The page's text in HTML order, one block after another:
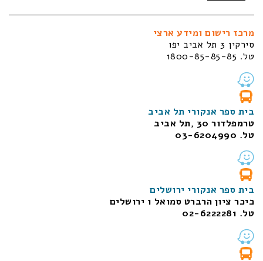
מרכז רישום ומידע ארצי
סירקין 3 תל אביב יפו
טל. 1800-85-85-85
בית ספר אנקורי תל אביב
טרמפלדור 30 ,תל אביב
טל. 03-6204990
בית ספר אנקורי ירושלים
כיכר ציון הרברט סמואל 1
ירושלים
טל. 02-6222281